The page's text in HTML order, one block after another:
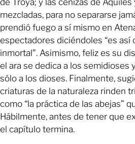
de Troya; y las cenizas de
mezcladas, para no separarse
prendió fuego a sí mismo en
espectadores diciéndoles “es así
inmortal”. Asimismo, feliz es su
el ara se dedica a los semidioses
sólo a los dioses. Finalmente,
criaturas de la naturaleza rinden
como “la práctica de las abejas”
Hábilmente, antes de tener que
el capítulo termina.